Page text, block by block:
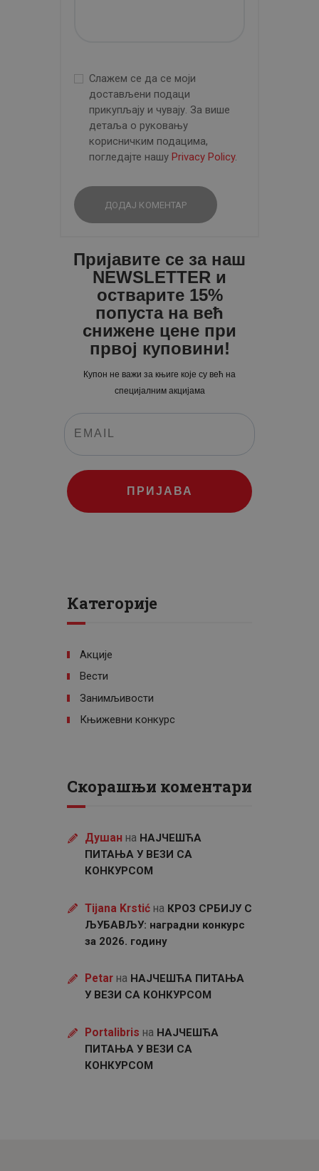
Слажем се да се моји
достављени подаци
прикупљају и чувају. За више
детаља о руковању
корисничким подацима,
погледајте нашу Privacy Policy.
Пријавите се за наш
NEWSLETTER и
остварите 15%
попуста на већ
снижене цене при
првој куповини!
Купон не важи за књиге које су већ на
специјалним акцијама
ПРИЈАВА
Категорије
Акције
Вести
Занимљивости
Књижевни конкурс
Скорашњи коментари
Душан на НАЈЧЕШЋА
ПИТАЊА У ВЕЗИ СА
КОНКУРСОМ
Tijana Krstićна КРОЗ СРБИЈУ С
ЉУБАВЉУ: наградни конкурс
за 2026. годину
Petarна НАЈЧЕШЋА ПИТАЊА
У ВЕЗИ СА КОНКУРСОМ
Portalibris на НАЈЧЕШЋА
ПИТАЊА У ВЕЗИ СА
КОНКУРСОМ